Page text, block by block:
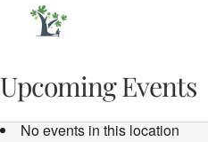
Audio
Bücher
Upcoming Events
No events in this location